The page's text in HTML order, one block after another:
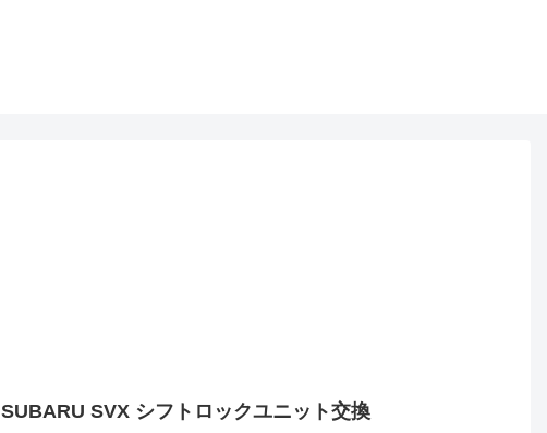
SUBARU SVX シフトロックユニット交換